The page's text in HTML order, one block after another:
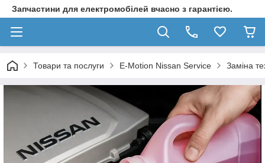
Запчастини для електромобілей вчасно з гарантією.
Товари та послуги E-Motion Nissan Service Заміна